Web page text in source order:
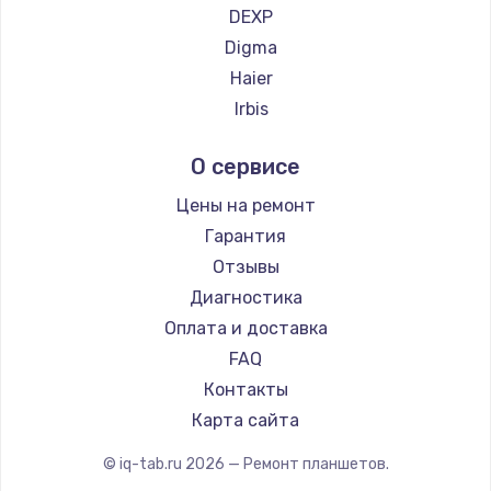
Заказать
Замена динамика
1500 руб.
Замена экрана
1530 руб.
Заказать
Замена шлейфа матрицы
1130 руб.
Заказать
1290 руб.
DEXP
Digma
Haier
Irbis
Microsoft
BlackView
Amazon
Aquarius
Philips
Dell
HP
Getac
ZTE
О сервисе
Цены на ремонт
Гарантия
Отзывы
Диагностика
Оплата и доставка
FAQ
Контакты
Карта сайта
© iq-tab.ru 2026 — Ремонт планшетов.